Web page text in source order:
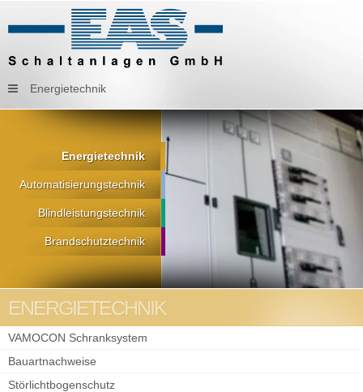
Energietechnik
Energietechnik
Automatisierungstechnik
Blindleistungstechnik
Brandschutztechnik
ENERGIETECHNIK
VAMOCON Schranksystem
Bauartnachweise
Störlichtbogenschutz